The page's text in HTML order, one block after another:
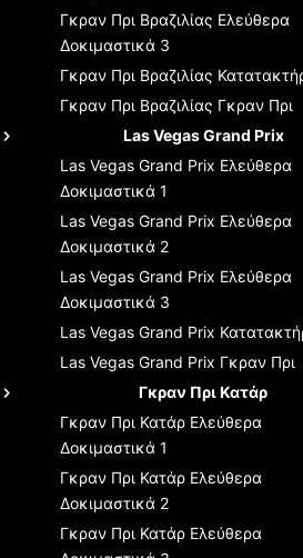
Γκραν Πρι Βραζιλίας Ελεύθερα
Δοκιμαστικά 3
Γκραν Πρι Βραζιλίας
Γκραν Πρι Βραζιλίας Γκραν Πρι
Las Vegas Grand Prix
Las Vegas Grand Prix Ελεύθερα
Δοκιμαστικά 1
Las Vegas Grand Prix Ελεύθερα
Δοκιμαστικά 2
Las Vegas Grand Prix Ελεύθερα
Δοκιμαστικά 3
Las Vegas Grand Prix
Las Vegas Grand Prix Γκραν Πρι
Γκραν Πρι Κατάρ
Γκραν Πρι Κατάρ Ελεύθερα
Δοκιμαστικά 1
Γκραν Πρι Κατάρ Ελεύθερα
Δοκιμαστικά 2
Γκραν Πρι Κατάρ Ελεύθερα